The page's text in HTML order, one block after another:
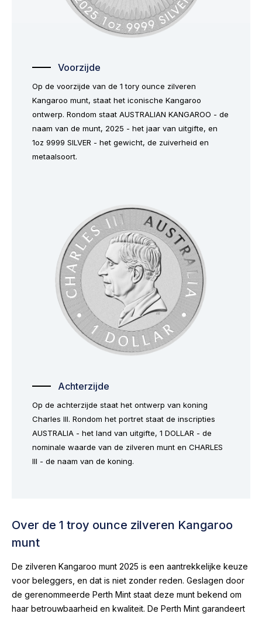
Voorzijde
Op de voorzijde van de 1 tory ounce zilveren
Kangaroo munt, staat het iconische Kangaroo
ontwerp. Rondom staat AUSTRALIAN KANGAROO - de
naam van de munt, 2025 - het jaar van uitgifte, en
1oz 9999 SILVER - het gewicht, de zuiverheid en
metaalsoort.
Achterzijde
Op de achterzijde staat het ontwerp van koning
Charles III. Rondom het portret staat de inscripties
AUSTRALIA - het land van uitgifte, 1 DOLLAR - de
nominale waarde van de zilveren munt en CHARLES
III - de naam van de koning.
Over de 1 troy ounce zilveren Kangaroo
munt
De zilveren Kangaroo munt 2025 is een aantrekkelijke keuze
voor beleggers, en dat is niet zonder reden. Geslagen door
de gerenommeerde Perth Mint staat deze munt bekend om
haar betrouwbaarheid en kwaliteit. De Perth Mint garandeert